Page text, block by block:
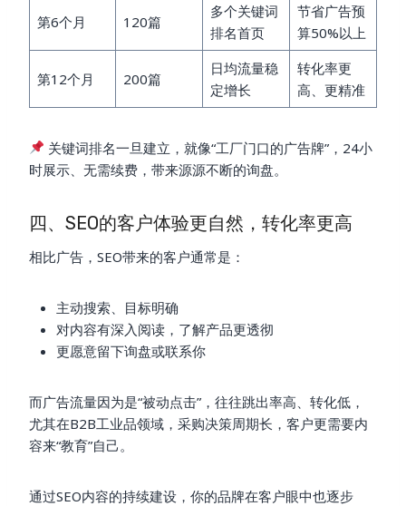
第6个月 120篇
多个关键词
排名首页
节省广告预
算50%以上
第12个月 200篇
日均流量稳
定增长
转化率更
高、更精准
关键词排名一旦建立，就像“工厂门口的广告牌”，24小
时展示、无需续费，带来源源不断的询盘。
四、SEO的客户体验更自然，转化率更高
相比广告，SEO带来的客户通常是：
主动搜索、目标明确
对内容有深入阅读，了解产品更透彻
更愿意留下询盘或联系你
而广告流量因为是“被动点击”，往往跳出率高、转化低，
尤其在B2B工业品领域，采购决策周期长，客户更需要内
容来“教育”自己。
通过SEO内容的持续建设，你的品牌在客户眼中也逐步